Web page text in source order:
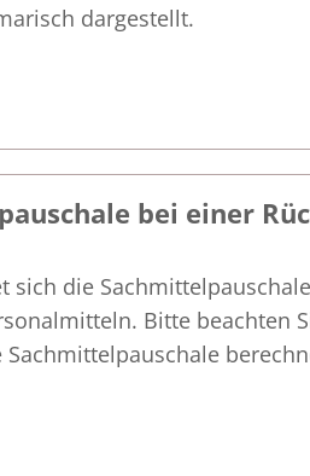
dargestellt.
bei einer
sich die
Bitte beachten